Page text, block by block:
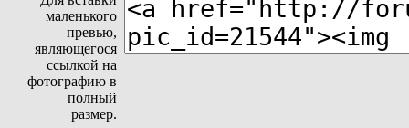
маленького
превью,
являющегося
ссылкой на
фотографию в
полный
размер.